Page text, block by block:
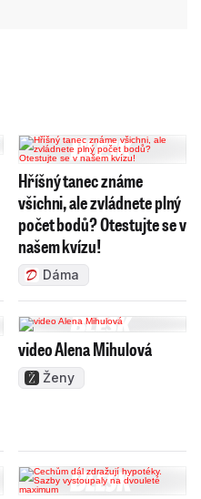
Hříšný tanec známe
všichni, ale zvládnete plný
počet bodů? Otestujte se v
našem kvízu!
Dáma
video Alena Mihulová
Ženy